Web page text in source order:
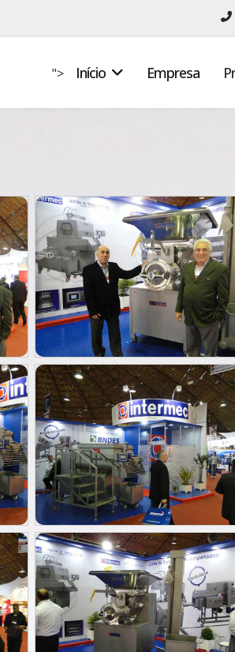
"> Início Empresa